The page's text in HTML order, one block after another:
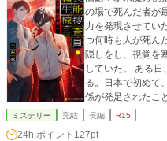
の場で死んだ者が
力を発現させてい
つ何時も人が死ん
隠しをし、視覚を
していた。 ある日
る。日本で初めて
係が発足されたこ
る。 椋は同居人で
ミステリー 完結 長編 R15
24h.ポイント 127pt